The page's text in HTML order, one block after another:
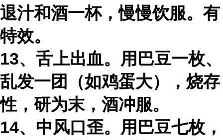
退汁和酒一杯，慢慢饮服。有
特效。
13、舌上出血。用巴豆一枚、
乱发一团（如鸡蛋大），烧存
性，研为末，酒冲服。
14、中风口歪。用巴豆七枚，